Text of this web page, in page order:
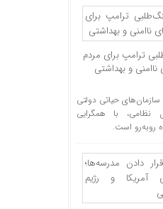
ترامپ برای مردم
و بهداشتی
حیاتی دولتی
با همگرایی
رو‌به‌رو است.